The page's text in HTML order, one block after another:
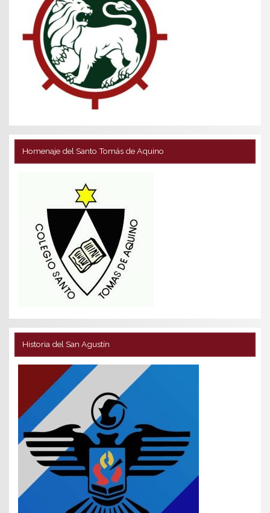
Homenaje del Santo Tomás de Aquino
Historia del San Agustín